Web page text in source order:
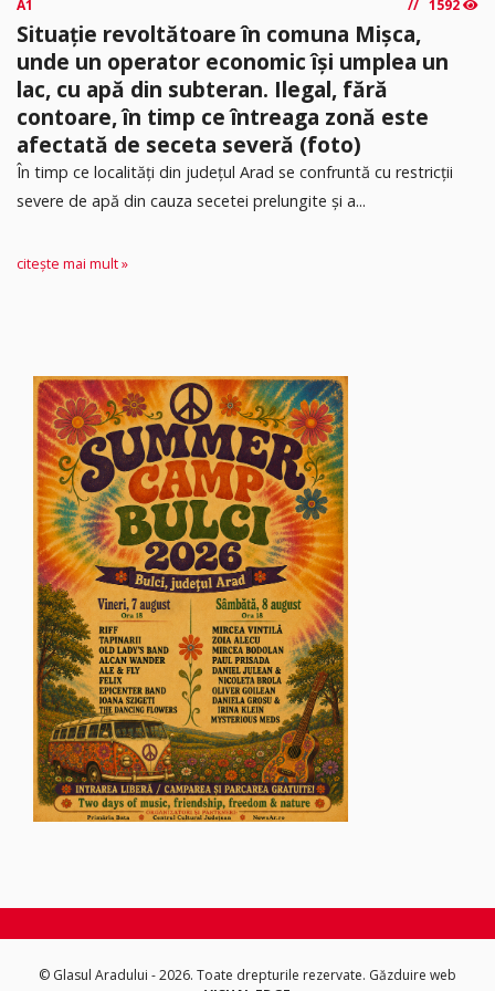
A1 1592
Situație revoltătoare în comuna Mișca,
unde un operator economic își umplea un
lac, cu apă din subteran. Ilegal, fără
contoare, în timp ce întreaga zonă este
afectată de seceta severă (foto)
În timp ce localități din județul Arad se confruntă cu restricții
severe de apă din cauza secetei prelungite și a...
citește mai mult »
© Glasul Aradului - 2026. Toate drepturile rezervate. Găzduire web